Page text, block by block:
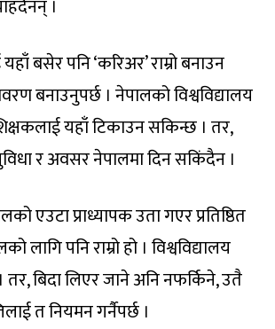
।
बसेर पनि ‘करिअर’ राम्रो बनाउन
बनाउनुपर्छ । नेपालको विश्वविद्यालय
यहाँ टिकाउन सकिन्छ । तर,
र अवसर नेपालमा दिन सकिंदैन ।
एउटा प्राध्यापक उता गएर प्रतिष्ठित
लागि पनि राम्रो हो । विश्वविद्यालय
बिदा लिएर जाने अनि नफर्किने, उतै
त नियमन गर्नैपर्छ ।